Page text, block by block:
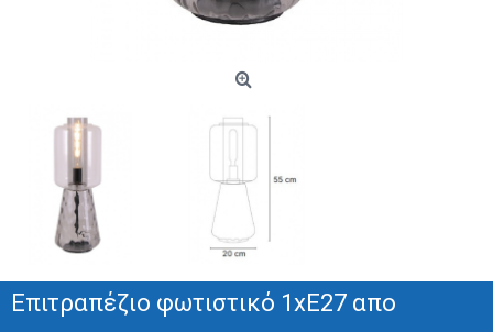
Επιτραπέζιο φωτιστικό 1xE27 απο